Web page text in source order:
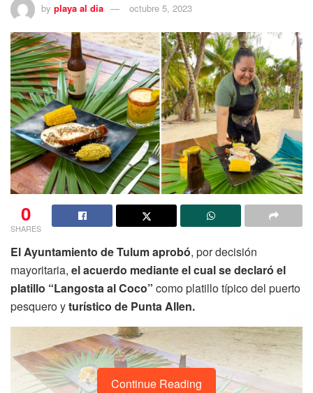
by playa al dia octubre 5, 2023
0
SHARES
El Ayuntamiento de Tulum aprobó, por decisión
mayoritaria, el acuerdo mediante el cual se declaró el
platillo “Langosta al Coco” como platillo típico del puerto
pesquero yturístico de Punta Allen.
Continue Reading